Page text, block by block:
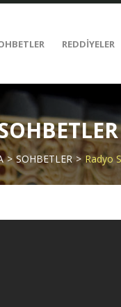
REDDİYELER
SOHBETLER Radyo